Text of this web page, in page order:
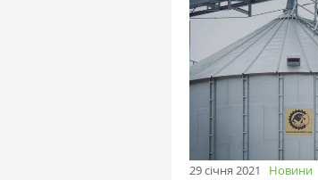
29 січня 2021 Новини